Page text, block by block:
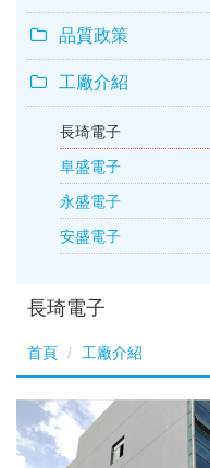
品質政策
工廠介紹
長琦電子
阜盛電子
永盛電子
安盛電子
長琦電子
首頁 工廠介紹